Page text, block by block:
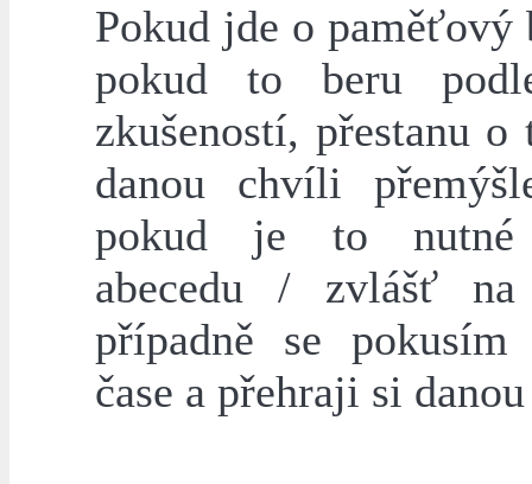
Pokud jde o paměťový
pokud to beru
zkušeností, přestanu
danou chvíli
pokud je to nutné
abecedu / zvlášť na
případně se
čase a přehraji si